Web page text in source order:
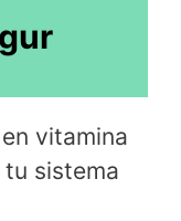
vitamina
sistema